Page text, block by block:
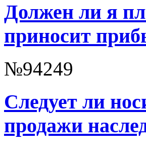
Должен ли я
приносит
№94249
Следует ли
продажи